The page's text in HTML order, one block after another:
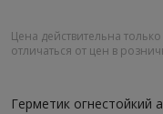
Цена действительна
отличаться от цен в
Герметик огнестойкий